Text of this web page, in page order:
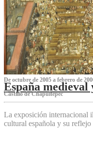
De octubre de 2005 a febrero de
España medieval
Castillo de Chapultepec
La exposición internacional
cultural española y su